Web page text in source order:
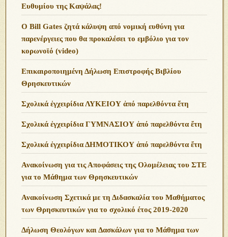
Ευθυμίου της Καψάλας!
O Bill Gates ζητά κάλυψη από νομική ευθύνη για
παρενέργειες που θα προκαλέσει το εμβόλιο για τον
κορωνοϊό (video)
Επικαιροποιημένη Δήλωση Επιστροφής Βιβλίου
Θρησκευτικών
Σχολικά ἐγχειρίδια ΛΥΚΕΙΟΥ ἀπό παρελθόντα ἔτη
Σχολικά ἐγχειρίδια ΓΥΜΝΑΣΙΟΥ ἀπό παρελθόντα ἔτη
Σχολικά ἐγχειρίδια ΔΗΜΟΤΙΚΟΥ ἀπό παρελθόντα ἔτη
Ανακοίνωση για τις Αποφάσεις της Ολομέλειας του ΣΤΕ
για το Μάθημα των Θρησκευτικών
Ανακοίνωση Σχετικά με τη Διδασκαλία του Μαθήματος
των Θρησκευτικών για το σχολικό έτος 2019-2020
Δήλωση Θεολόγων και Δασκάλων για το Μάθημα των